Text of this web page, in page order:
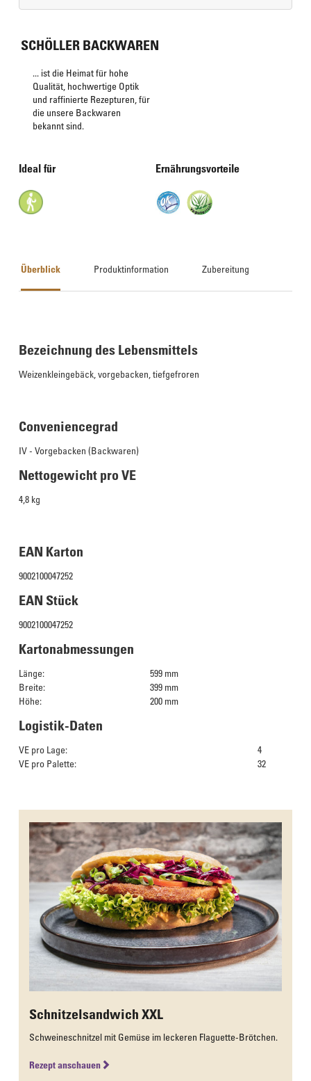
SCHÖLLER BACKWAREN
... ist die Heimat für hohe
Qualität, hochwertige Optik
und raffinierte Rezepturen, für
die unsere Backwaren
bekannt sind.
Ideal für Ernährungsvorteile
Überblick Produktinformation Zubereitung
Bezeichnung des Lebensmittels
Weizenkleingebäck, vorgebacken, tiefgefroren
Conveniencegrad
IV - Vorgebacken (Backwaren)
Nettogewicht pro VE
4,8 kg
EAN Karton
9002100047252
EAN Stück
9002100047252
Kartonabmessungen
Länge:
599 mm
Breite:
399 mm
Höhe:
200 mm
Logistik-Daten
VE pro Lage:
4
VE pro Palette:
32
Schnitzelsandwich XXL
Schweineschnitzel mit Gemüse im leckeren Flaguette-Brötchen.
Rezept anschauen